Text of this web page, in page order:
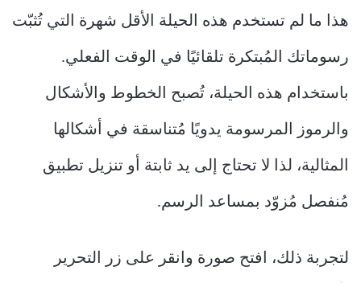
هذا ما لم تستخدم هذه الحيلة الأقل شهرة التي تُثبّت
رسوماتك المُبتكرة تلقائيًا في الوقت الفعلي.
باستخدام هذه الحيلة، تُصبح الخطوط والأشكال
والرموز المرسومة يدويًا مُتناسقة في أشكالها
المثالية، لذا لا تحتاج إلى يد ثابتة أو تنزيل تطبيق
مُنفصل مُزوّد ​​بمساعد الرسم.
لتجربة ذلك، افتح صورة وانقر على زر التحرير